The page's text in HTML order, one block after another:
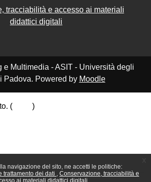
navigazione del sito, ne accetti le politiche:
trattamento dei dati
Conservazione, tracciabilità e
ai materiali didattici digitali
tracciabilità e accesso ai materiali
didattici digitali
e Multimedia - ASIT - Università degli
Padova. Powered by Moodle
(
)